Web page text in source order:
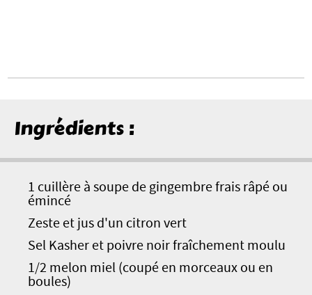
Ingrédients :
1 cuillère à soupe de gingembre frais râpé ou
émincé
Zeste et jus d'un citron vert
Sel Kasher et poivre noir fraîchement moulu
1/2 melon miel (coupé en morceaux ou en
boules)